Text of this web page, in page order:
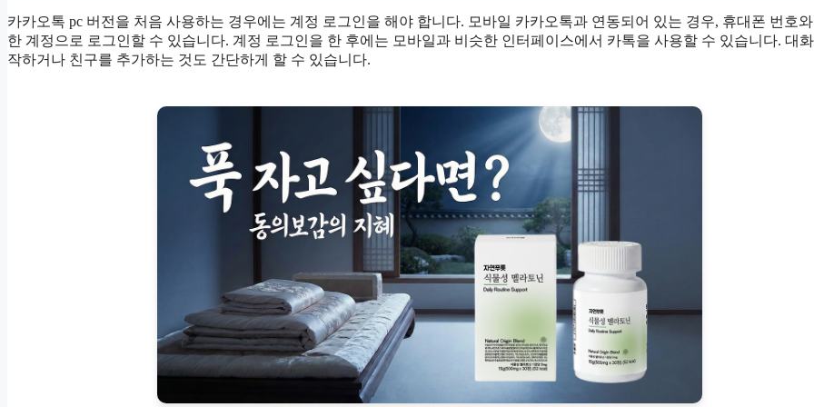
카카오톡 pc 버전을 처음 사용하는 경우에는 계정 로그인을 해야 합니다. 모바일 카카오톡과 연동되어 있는 경우, 휴대폰 번호
한 계정으로 로그인할 수 있습니다. 계정 로그인을 한 후에는 모바일과 비슷한 인터페이스에서 카톡을 사용할 수 있습니다. 대화
작하거나 친구를 추가하는 것도 간단하게 할 수 있습니다.